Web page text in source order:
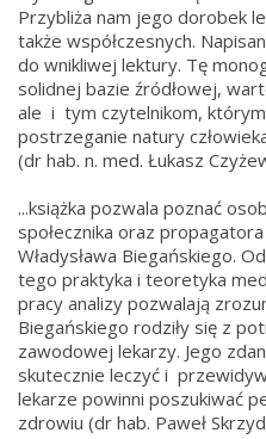
Przybliża nam jego dorobek
także współczesnych.
do wnikliwej lektury. Tę
solidnej bazie źródłowej,
ale i tym czytelnikom,
postrzeganie natury
(dr hab. n. med. Łukasz
...książka pozwala poznać
społecznika oraz
Władysława Biegańskiego.
tego praktyka i teoretyka
pracy analizy pozwalają
Biegańskiego rodziły się z
zawodowej lekarzy. Jego
skutecznie leczyć i
lekarze powinni poszukiwać
zdrowiu (dr hab. Paweł